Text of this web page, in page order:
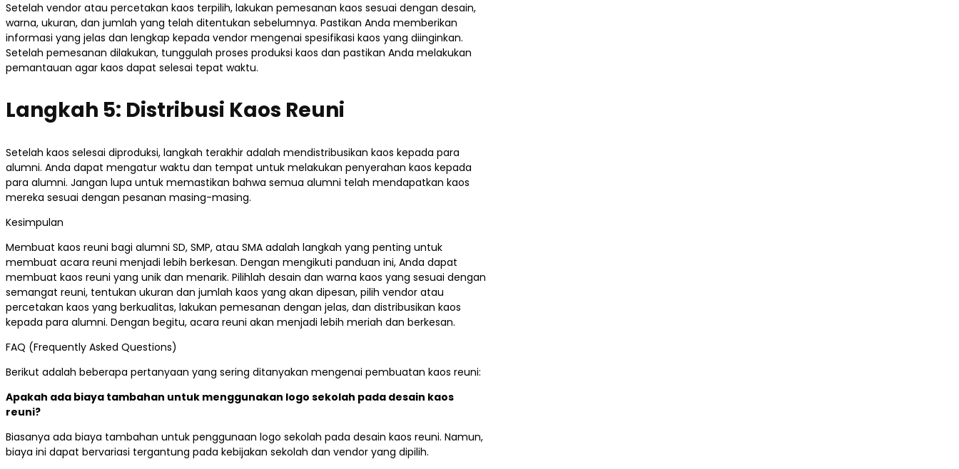
Setelah vendor atau percetakan kaos terpilih, lakukan pemesanan kaos sesuai dengan desain,
warna, ukuran, dan jumlah yang telah ditentukan sebelumnya. Pastikan Anda memberikan
informasi yang jelas dan lengkap kepada vendor mengenai spesifikasi kaos yang diinginkan.
Setelah pemesanan dilakukan, tunggulah proses produksi kaos dan pastikan Anda melakukan
pemantauan agar kaos dapat selesai tepat waktu.
Langkah 5: Distribusi Kaos Reuni
Setelah kaos selesai diproduksi, langkah terakhir adalah mendistribusikan kaos kepada para
alumni. Anda dapat mengatur waktu dan tempat untuk melakukan penyerahan kaos kepada
para alumni. Jangan lupa untuk memastikan bahwa semua alumni telah mendapatkan kaos
mereka sesuai dengan pesanan masing-masing.
Kesimpulan
Membuat kaos reuni bagi alumni SD, SMP, atau SMA adalah langkah yang penting untuk
membuat acara reuni menjadi lebih berkesan. Dengan mengikuti panduan ini, Anda dapat
membuat kaos reuni yang unik dan menarik. Pilihlah desain dan warna kaos yang sesuai dengan
semangat reuni, tentukan ukuran dan jumlah kaos yang akan dipesan, pilih vendor atau
percetakan kaos yang berkualitas, lakukan pemesanan dengan jelas, dan distribusikan kaos
kepada para alumni. Dengan begitu, acara reuni akan menjadi lebih meriah dan berkesan.
FAQ (Frequently Asked Questions)
Berikut adalah beberapa pertanyaan yang sering ditanyakan mengenai pembuatan kaos reuni:
Apakah ada biaya tambahan untuk menggunakan logo sekolah pada desain kaos
reuni?
Biasanya ada biaya tambahan untuk penggunaan logo sekolah pada desain kaos reuni. Namun,
biaya ini dapat bervariasi tergantung pada kebijakan sekolah dan vendor yang dipilih.